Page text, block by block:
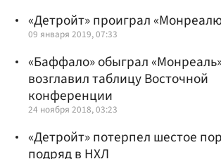
«Детройт» проиграл
09 января 2019, 07:33
«Баффало» обыграл
возглавил таблицу Восточной
конференции
24 ноября 2018, 03:23
«Детройт» потерпел шестое
подряд в НХЛ